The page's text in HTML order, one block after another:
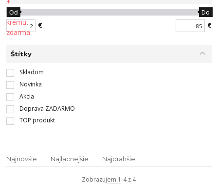
€
Od Do
€
Štítky
Skladom
Novinka
Akcia
Doprava ZADARMO
TOP produkt
Najnovšie Najlacnejšie Najdrahšie
Zobrazujem 1-4 z 4